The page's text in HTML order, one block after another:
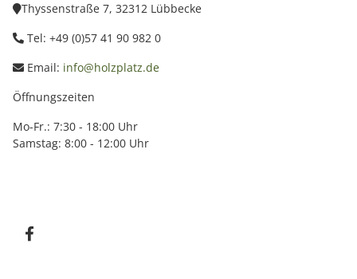
Thyssenstraße 7, 32312 Lübbecke
Tel: +49 (0)57 41 90 982 0
Email: info@holzplatz.de
Öffnungszeiten
Mo-Fr.: 7:30 - 18:00 Uhr
Samstag: 8:00 - 12:00 Uhr